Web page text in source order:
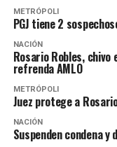
METRÓPOLI
PGJ tiene 2
NACIÓN
Rosario Robles, chivo
refrenda AMLO
METRÓPOLI
Juez protege a
NACIÓN
Suspenden condena